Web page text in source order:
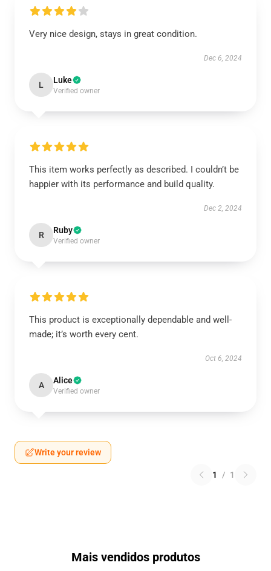
Very nice design, stays in great condition.
Dec 6, 2024
L Luke
Verified owner
This item works perfectly as described. I couldn’t be
happier with its performance and build quality.
Dec 2, 2024
R Ruby
Verified owner
This product is exceptionally dependable and well-
made; it’s worth every cent.
Oct 6, 2024
A Alice
Verified owner
Write your review
1 / 1
Mais vendidos produtos